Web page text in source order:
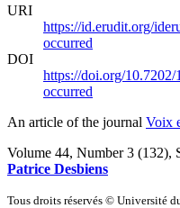
URI
https://id.erudit.org/
occurred
DOI
https://doi.org/10.7202/
occurred
An article of the journal Voix
Volume 44, Number 3 (132),
Patrice Desbiens
Tous droits réservés © Université